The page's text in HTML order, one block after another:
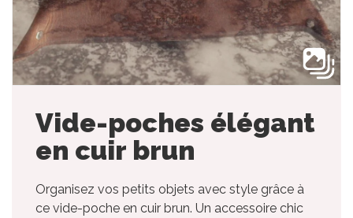
Vide-poches élégant
en cuir brun
Organisez vos petits objets avec style grâce à
ce vide-poche en cuir brun. Un accessoire chic